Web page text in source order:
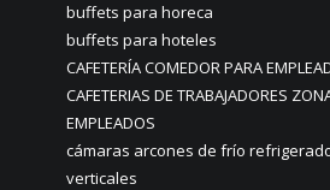
buffets para horeca
buffets para hoteles
CAFETERÍA COMEDOR PARA
CAFETERIAS DE TRABAJADORES
EMPLEADOS
cámaras arcones de frío
verticales